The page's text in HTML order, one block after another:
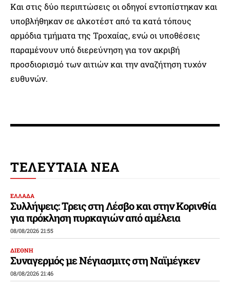
Και στις δύο περιπτώσεις οι οδηγοί εντοπίστηκαν και
υποβλήθηκαν σε αλκοτέστ από τα κατά τόπους
αρμόδια τμήματα της Τροχαίας, ενώ οι υποθέσεις
παραμένουν υπό διερεύνηση για τον ακριβή
προσδιορισμό των αιτιών και την αναζήτηση τυχόν
ευθυνών.
ΤΕΛΕΥΤΑΙΑ ΝΕΑ
ΕΛΛΑΔΑ
Συλλήψεις: Τρεις στη Λέσβο και στην Κορινθία
για πρόκληση πυρκαγιών από αμέλεια
08/08/2026 21:55
ΔΙΕΘΝΗ
Συναγερμός με Νέγιασμιτς στη Ναϊμέγκεν
08/08/2026 21:46